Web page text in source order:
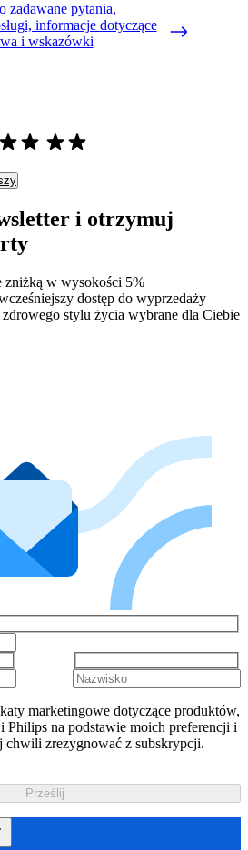
zadawane pytania,
informacje dotyczące
i wskazówki
i otrzymuj
w wysokości 5%
dostęp do wyprzedaży
stylu życia wybrane dla Ciebie
marketingowe dotyczące produktów,
Philips na podstawie moich preferencji i
chwili zrezygnować z subskrypcji.
Prześlij